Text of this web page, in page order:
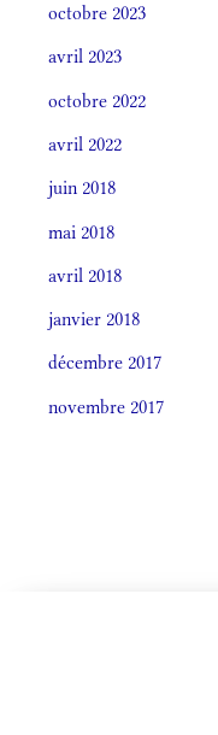
octobre 2023
avril 2023
octobre 2022
avril 2022
juin 2018
mai 2018
avril 2018
janvier 2018
décembre 2017
novembre 2017